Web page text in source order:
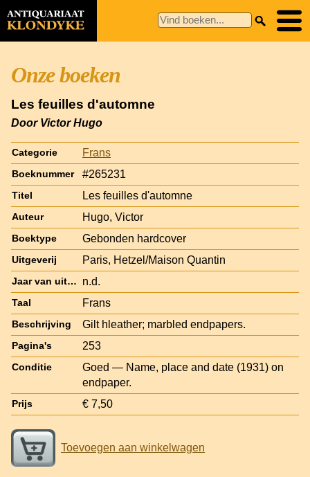
Onze boeken
Les feuilles d'automne
Door Victor Hugo
Categorie Frans
Boeknummer #265231
Titel Les feuilles d'automne
Auteur Hugo, Victor
Boektype Gebonden hardcover
Uitgeverij Paris, Hetzel/Maison Quantin
Jaar van uitgave n.d.
Taal Frans
Beschrijving Gilt hleather; marbled endpapers.
Pagina's 253
Conditie
Goed — Name, place and date (1931) on
endpaper.
Prijs € 7,50
Toevoegen aan winkelwagen